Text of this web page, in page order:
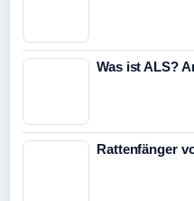
Was ist ALS?
Rattenfänger